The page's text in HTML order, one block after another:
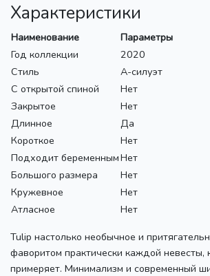
Характеристики
Наименование
Параметры
Год коллекции
2020
Стиль
А-силуэт
С открытой спиной
Нет
Закрытое
Нет
Длинное
Да
Короткое
Нет
Подходит беременнымНет
Большого размера
Нет
Кружевное
Нет
Атласное
Нет
Tulip настолько необычное и
фаворитом практически каждой невесты,
примеряет. Минимализм и современный